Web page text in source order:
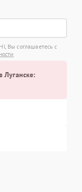
Вы соглашаетесь с
Луганске: